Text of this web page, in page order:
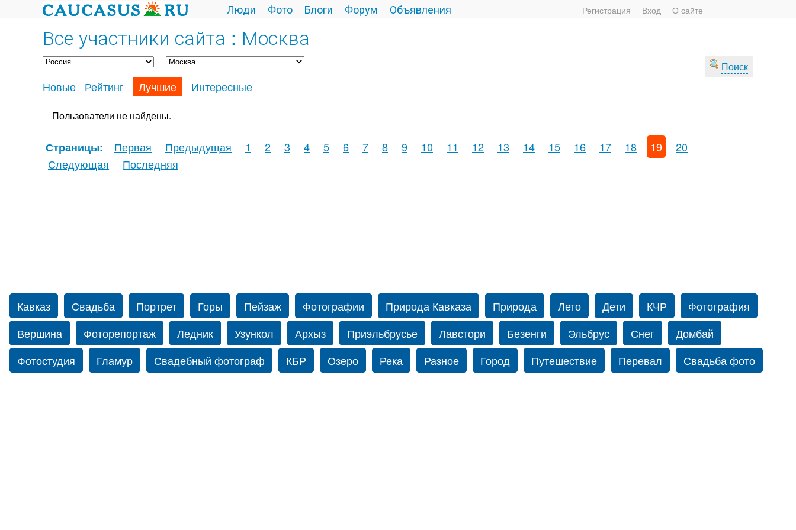
Люди Фото Блоги Форум Объявления Регистрация Вход О сайте
Все участники сайта : Москва
Поиск
Новые Рейтинг Лучшие Интересные
Пользователи не найдены.
Страницы: Первая Предыдущая 1 2 3 4 5 6 7 8 9 10 11 12 13 14 15 16 17 18 19
20
Следующая
Последняя
Кавказ Свадьба Портрет Горы Пейзаж Фотографии Природа Кавказа Природа Лето Дети КЧР
Фотография
Вершина
Фоторепортаж Ледник Узункол Архыз Приэльбрусье Лавстори Безенги Эльбрус Снег
Домбай
Фотостудия
Гламур Свадебный фотограф КБР Озеро Река Разное Город Путешествие Перевал
Свадьба фото